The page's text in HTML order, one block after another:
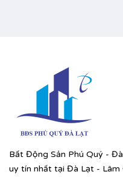
Bất Động Sản Phú Quý -
uy tín nhất tại Đà Lạt - Lâm